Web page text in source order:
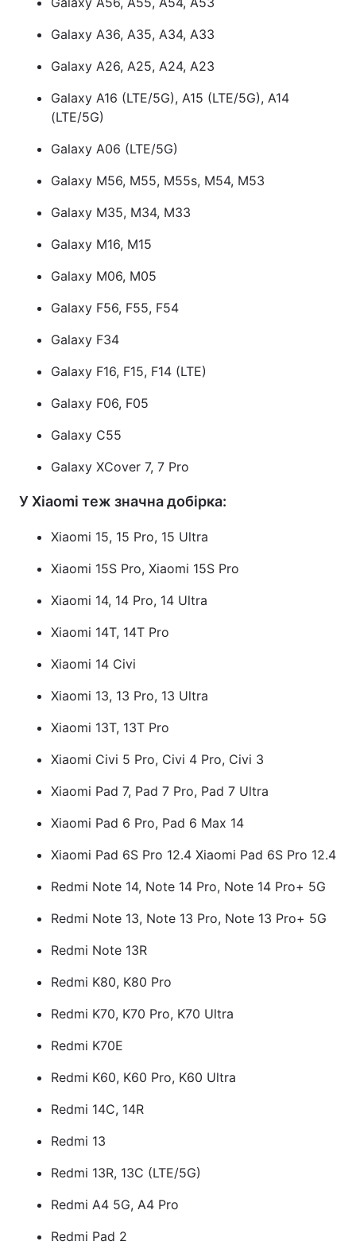
Galaxy A36, A35, A34, A33
Galaxy A26, A25, A24, A23
Galaxy A16 (LTE/5G), A15 (LTE/5G), A14
(LTE/5G)
Galaxy A06 (LTE/5G)
Galaxy M56, M55, M55s, M54, M53
Galaxy M35, M34, M33
Galaxy M16, M15
Galaxy M06, M05
Galaxy F56, F55, F54
Galaxy F34
Galaxy F16, F15, F14 (LTE)
Galaxy F06, F05
Galaxy C55
Galaxy XCover 7, 7 Pro
У Xiaomi теж значна добірка:
Xiaomi 15, 15 Pro, 15 Ultra
Xiaomi 15S Pro, Xiaomi 15S Pro
Xiaomi 14, 14 Pro, 14 Ultra
Xiaomi 14T, 14T Pro
Xiaomi 14 Civi
Xiaomi 13, 13 Pro, 13 Ultra
Xiaomi 13T, 13T Pro
Xiaomi Civi 5 Pro, Civi 4 Pro, Civi 3
Xiaomi Pad 7, Pad 7 Pro, Pad 7 Ultra
Xiaomi Pad 6 Pro, Pad 6 Max 14
Xiaomi Pad 6S Pro 12.4 Xiaomi Pad 6S Pro 12.4
Redmi Note 14, Note 14 Pro, Note 14 Pro+ 5G
Redmi Note 13, Note 13 Pro, Note 13 Pro+ 5G
Redmi Note 13R
Redmi K80, K80 Pro
Redmi K70, K70 Pro, K70 Ultra
Redmi K70E
Redmi K60, K60 Pro, K60 Ultra
Redmi 14C, 14R
Redmi 13
Redmi 13R, 13C (LTE/5G)
Redmi A4 5G, A4 Pro
Redmi Pad 2